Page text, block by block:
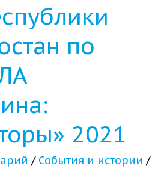
по
2021
/ События и истории /